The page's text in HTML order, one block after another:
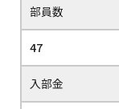
部員数
47
入部金